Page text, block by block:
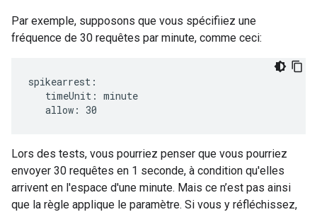
Par exemple, supposons que vous spécifiiez une
fréquence de 30 requêtes par minute, comme ceci:
spikearrest:
   timeUnit: minute
   allow: 30
Lors des tests, vous pourriez penser que vous pourriez
envoyer 30 requêtes en 1 seconde, à condition qu'elles
arrivent en l'espace d'une minute. Mais ce n’est pas ainsi
que la règle applique le paramètre. Si vous y réfléchissez,